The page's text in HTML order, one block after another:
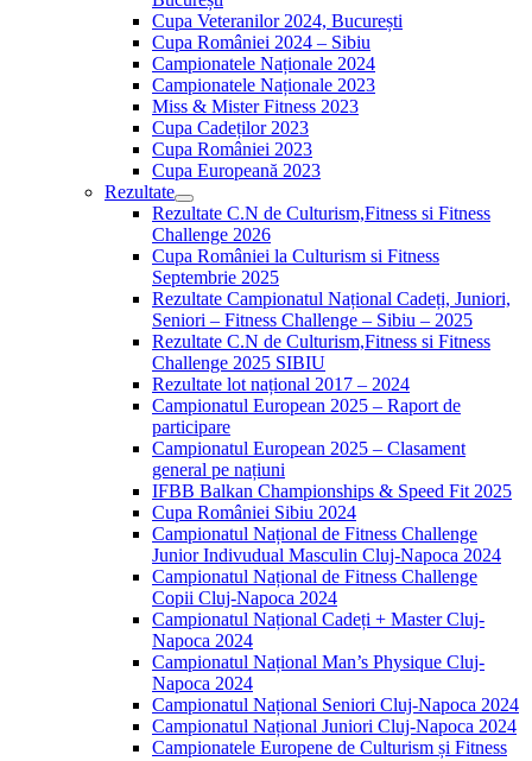
Cupa Veteranilor 2024, București
Cupa României 2024 – Sibiu
Campionatele Naționale 2024
Campionatele Naționale 2023
Miss & Mister Fitness 2023
Cupa Cadeților 2023
Cupa României 2023
Cupa Europeană 2023
Rezultate
Rezultate C.N de Culturism,Fitness si Fitness
Challenge 2026
Cupa României la Culturism si Fitness
Septembrie 2025
Rezultate Campionatul Național Cadeți, Juniori,
Seniori – Fitness Challenge – Sibiu – 2025
Rezultate C.N de Culturism,Fitness si Fitness
Challenge 2025 SIBIU
Rezultate lot național 2017 – 2024
Campionatul European 2025 – Raport de
participare
Campionatul European 2025 – Clasament
general pe națiuni
IFBB Balkan Championships & Speed Fit 2025
Cupa României Sibiu 2024
Campionatul Național de Fitness Challenge
Junior Indivudual Masculin Cluj-Napoca 2024
Campionatul Național de Fitness Challenge
Copii Cluj-Napoca 2024
Campionatul Național Cadeți + Master Cluj-
Napoca 2024
Campionatul Național Man’s Physique Cluj-
Napoca 2024
Campionatul Național Seniori Cluj-Napoca 2024
Campionatul Național Juniori Cluj-Napoca 2024
Campionatele Europene de Culturism și Fitness